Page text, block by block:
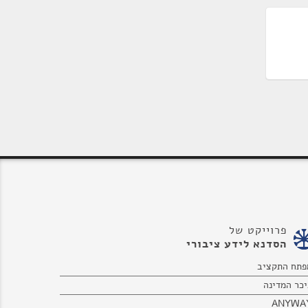
פרוייקט של
הסדנא לידע ציבורי
התקציב
המדינה